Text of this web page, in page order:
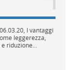
06.03.20, I vantaggi
leggerezza,
riduzione...